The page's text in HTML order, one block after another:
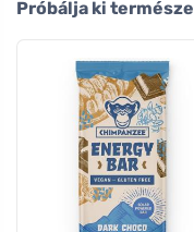
Próbálja ki